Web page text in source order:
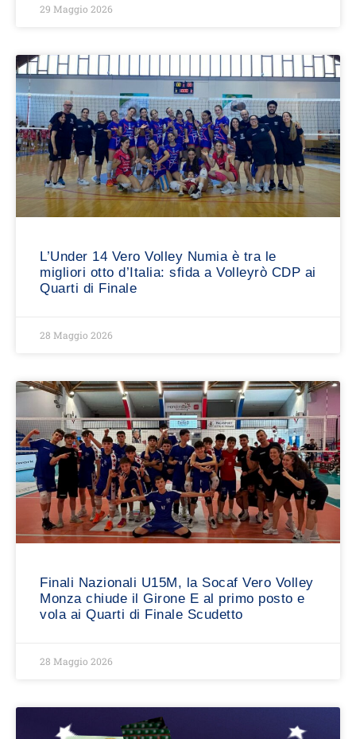
29 Maggio 2026
L’Under 14 Vero Volley Numia è tra le
migliori otto d’Italia: sfida a Volleyrò CDP ai
Quarti di Finale
28 Maggio 2026
Finali Nazionali U15M, la Socaf Vero Volley
Monza chiude il Girone E al primo posto e
vola ai Quarti di Finale Scudetto
28 Maggio 2026